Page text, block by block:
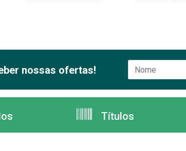
nossas ofertas!
Títulos